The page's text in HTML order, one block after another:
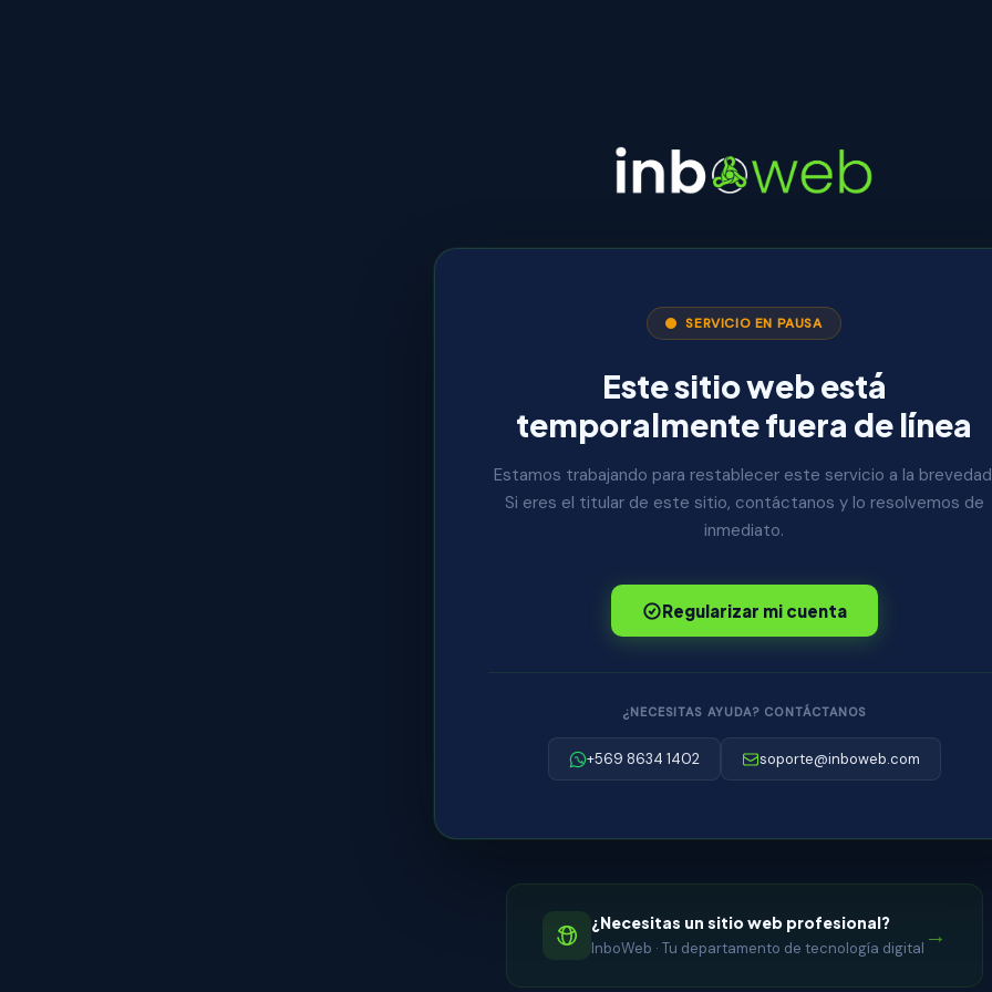
SERVICIO EN PAUSA
Este sitio web está
temporalmente fuera de línea
Estamos trabajando para restablecer este servicio a la
Si eres el titular de este sitio, contáctanos y lo resolvemos de
inmediato.
Regularizar mi cuenta
¿NECESITAS AYUDA? CONTÁCTANOS
+569 8634 1402 soporte@inboweb.com
¿Necesitas un sitio web profesional?
InboWeb · Tu departamento de tecnología digital →